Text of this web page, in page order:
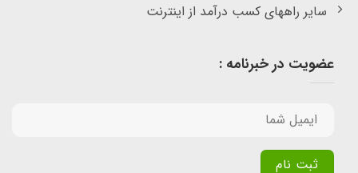
سایر راههای کسب درآمد از اینترنت
عضویت در خبرنامه :